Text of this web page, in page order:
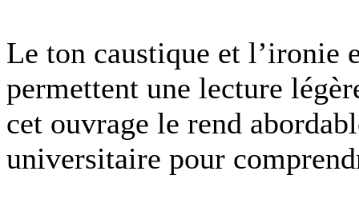
Le ton caustique et l’ironie
permettent une lecture
cet ouvrage le rend
universitaire pour